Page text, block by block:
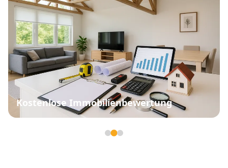
Kostenlose Immobilienbewertung